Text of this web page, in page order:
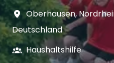
Oberhausen,
Deutschland
Haushaltshilfe